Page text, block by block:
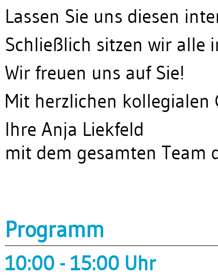
Lassen Sie uns diesen
Schließlich sitzen wir alle
Wir freuen uns auf Sie!
Mit herzlichen kollegialen
Ihre Anja Liekfeld
mit dem gesamten Team
Programm
10:00 - 15:00 Uhr